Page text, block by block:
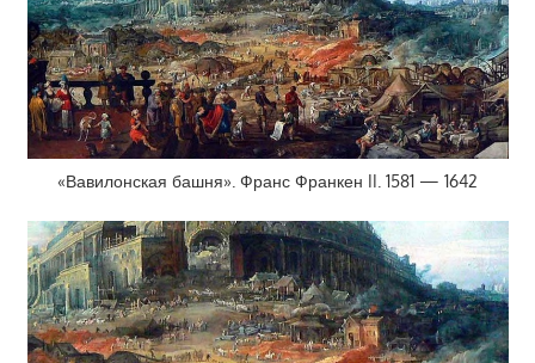
«Вавилонская башня». Франс Франкен II. 1581 — 1642